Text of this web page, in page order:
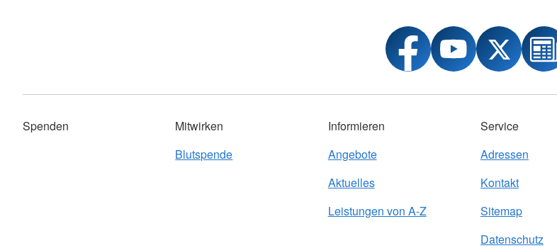
Spenden
Mitwirken
Blutspende
Informieren
Angebote
Aktuelles
Leistungen von A-Z
Service
Adressen
Kontakt
Sitemap
Datenschutz